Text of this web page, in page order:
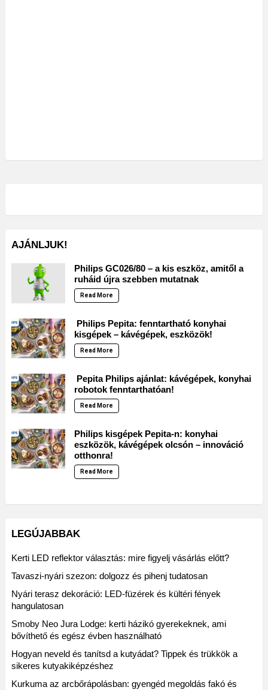
AJÁNLJUK!
Philips GC026/80 – a kis eszköz, amitől a
ruháid újra szebben mutatnak
Read More
Philips Pepita: fenntartható konyhai
kisgépek – kávégépek, eszközök!
Read More
Pepita Philips ajánlat: kávégépek, konyhai
robotok fenntarthatóan!
Read More
Philips kisgépek Pepita-n: konyhai
eszközök, kávégépek olcsón – innováció
otthonra!
Read More
LEGÚJABBAK
Kerti LED reflektor választás: mire figyelj vásárlás előtt?
Tavaszi-nyári szezon: dolgozz és pihenj tudatosan
Nyári terasz dekoráció: LED-füzérek és kültéri fények
hangulatosan
Smoby Neo Jura Lodge: kerti házikó gyerekeknek, ami
bővíthető és egész évben használható
Hogyan neveld és tanítsd a kutyádat? Tippek és trükkök a
sikeres kutyakiképzéshez
Kurkuma az arcbőrápolásban: gyengéd megoldás fakó és